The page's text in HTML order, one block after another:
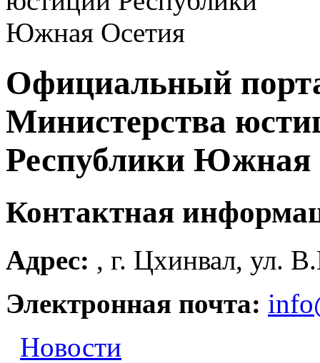
Официальный
Министерства
Республики Южная
Контактная
Адрес: , г. Цхинвал, ул.
Электронная почта:
Новости